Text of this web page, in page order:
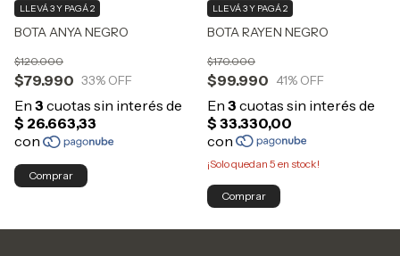
BOTA ANYA NEGRO
$79.990
$120.000
33% OFF
LLEVÁ 3 Y PAGÁ 2
Comprar
BOTA RAYEN NEGRO
$99.990
$170.000
41% OFF
LLEVÁ 3 Y PAGÁ 2
¡Solo quedan 5 en stock!
Comprar